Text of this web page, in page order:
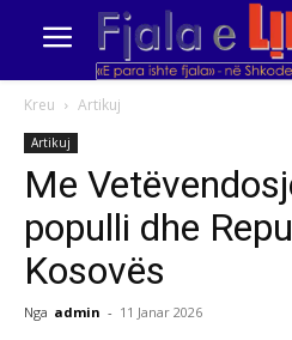
Kreu Artikuj
Artikuj
Me
populli dhe
Kosovës
Nga admin - 11 Janar 2026